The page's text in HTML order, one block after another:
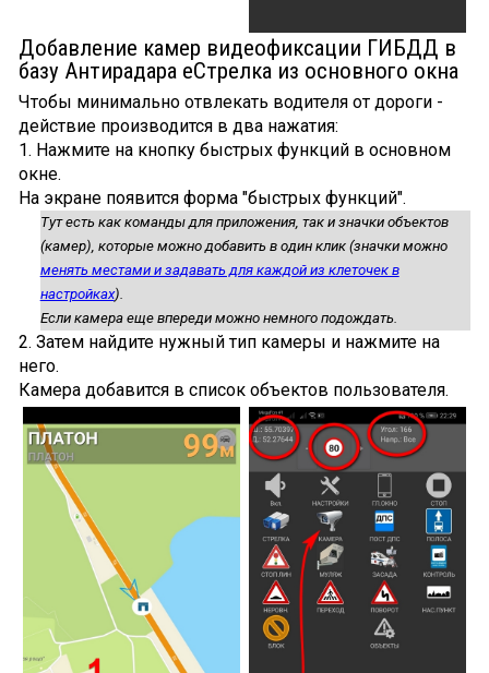
Добавление камер видеофиксации ГИБДД в
базу Антирадара еСтрелка из основного окна
Чтобы минимально отвлекать водителя от дороги -
действие производится в два нажатия:
1. Нажмите на кнопку быстрых функций в основном
окне.
На экране появится форма "быстрых функций".
Тут есть как команды для приложения, так и значки объектов
(камер), которые можно добавить в один клик (значки можно
менять местами и задавать для каждой из клеточек в
настройках).
Если камера еще впереди можно немного подождать.
2. Затем найдите нужный тип камеры и нажмите на
него.
Камера добавится в список объектов пользователя.